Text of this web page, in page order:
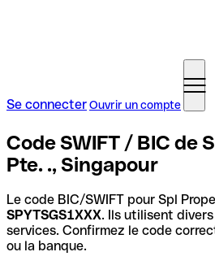
Se connecterOuvrir un compte
Code SWIFT / BIC de
Pte. ., Singapour
Le code BIC/SWIFT pour Spl
SPYTSGS1XXX. Ils utilisent
services. Confirmez le code
ou la banque.